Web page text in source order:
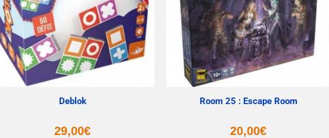
Deblok
29,00€
Room 25 : Escape Room
20,00€